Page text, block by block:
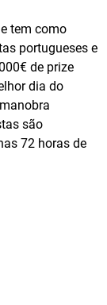
tem como
portugueses e
de prize
dia do
são
72 horas de